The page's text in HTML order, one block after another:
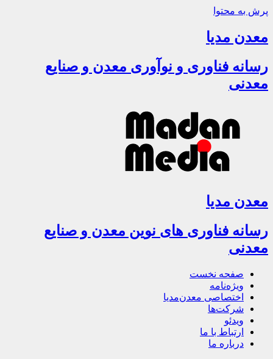
پرش به محتوا
معدن مدیا
رسانه فناوری و نوآوری معدن و صنایع
معدنی
معدن مدیا
رسانه فناوری های نوین معدن و صنایع
معدنی
صفحه نخست
ویژه‌نامه
اختصاصی معدن‌مدیا
شرکت‌ها
ویدئو
ارتباط با ما
درباره ما